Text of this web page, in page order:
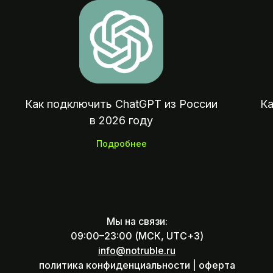
Как подключить ChatGPT из России
в 2026 году
Подробнее
Мы на связи:
09:00–23:00 (МСК, UTC+3)
info@notruble.ru
политика конфиденциальности |
оферта
Оплата зарубежных сервисов,
покупок и отелей из России